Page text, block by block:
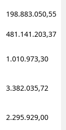
198.883.050,55
481.141.203,37
1.010.973,30
3.382.035,72
2.295.929,00